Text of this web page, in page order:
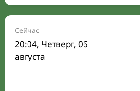
Время намаза на сегодня
Расписание на месяц
Время Сухура и Ифтара на
Календарь рамадана
Сейчас
20:04, Четверг, 06
августа